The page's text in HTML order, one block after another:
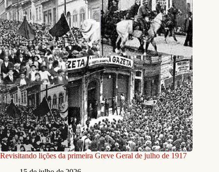
Revisitando lições da primeira Greve Geral de julho de 1917